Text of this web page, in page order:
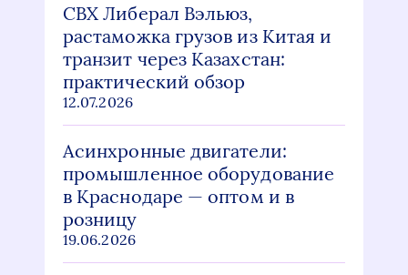
СВХ Либерал Вэльюз,
растаможка грузов из Китая и
транзит через Казахстан:
практический обзор
12.07.2026
Асинхронные двигатели:
промышленное оборудование
в Краснодаре — оптом и в
розницу
19.06.2026